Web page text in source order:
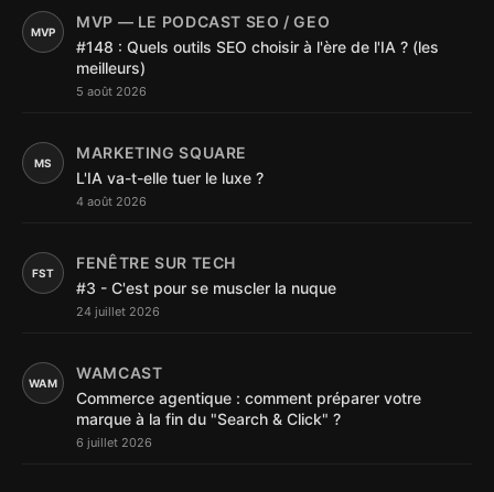
MVP
MVP — LE PODCAST SEO / GEO
#148 : Quels outils SEO choisir à l'ère de l'IA ? (les
meilleurs)
5 août 2026
MS
MARKETING SQUARE
L'IA va-t-elle tuer le luxe ?
4 août 2026
FST
FENÊTRE SUR TECH
#3 - C'est pour se muscler la nuque
24 juillet 2026
WAM
WAMCAST
Commerce agentique : comment préparer votre
marque à la fin du "Search & Click" ?
6 juillet 2026